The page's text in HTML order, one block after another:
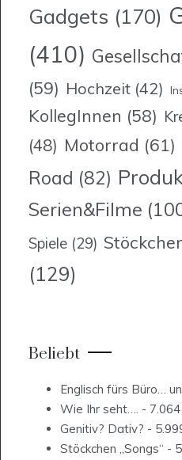
Gadgets (170)
(410)
(59) Hochzeit (42)
KollegInnen (58)
(48) Motorrad (61)
Road (82)
Serien&Filme
Spiele (29)
(129)
Beliebt
Englisch fürs Büro…
Wie Ihr seht…. -
Genitiv? Dativ? -
Stöckchen „Songs“ -